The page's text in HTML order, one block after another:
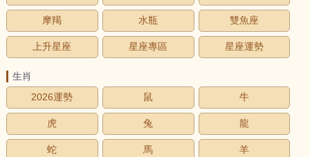
摩羯 水瓶 雙魚座
上升星座 星座專區 星座運勢
生肖
2026運勢
鼠 牛
虎 兔 龍
蛇 馬 羊